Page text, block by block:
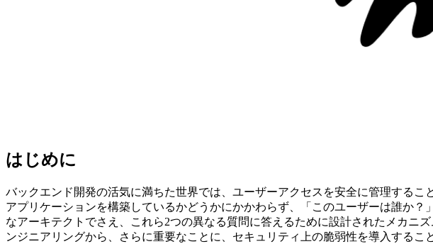
はじめに
バックエンド開発の活気に満ちた世界では、ユーザーアクセスを安全に管理する
アプリケーションを構築しているかどうかにかかわらず、「このユーザーは誰か
なアーキテクトでさえ、これら2つの異なる質問に答えるために設計されたメカニ
ンジニアリングから、さらに重要なことに、セキュリティ上の脆弱性を導入する